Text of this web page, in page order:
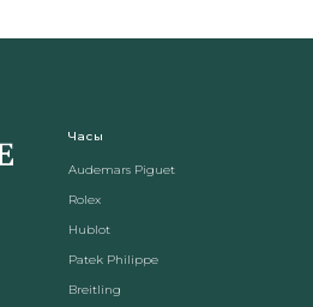
Часы
Audemars Piguet
Rolex
Hublot
Patek Philippe
Breitling